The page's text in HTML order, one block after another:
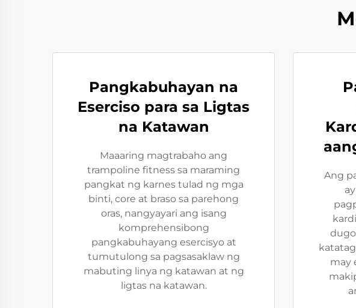
Pangkabuhayan na
Eserciso para sa Ligtas
na Katawan
Maaaring magtrabaho ang
trampoline fitness sa maraming
pangkat ng karnes tulad ng mga
binti, core at braso sa parehong
oras, nangyayari ang isang
komprehensibong
pangkabuhayang esercisyo at
tumutulong sa pagsasaklaw ng
mabuting linya ng katawan at ng
ligtas na katawan.
Ang
may